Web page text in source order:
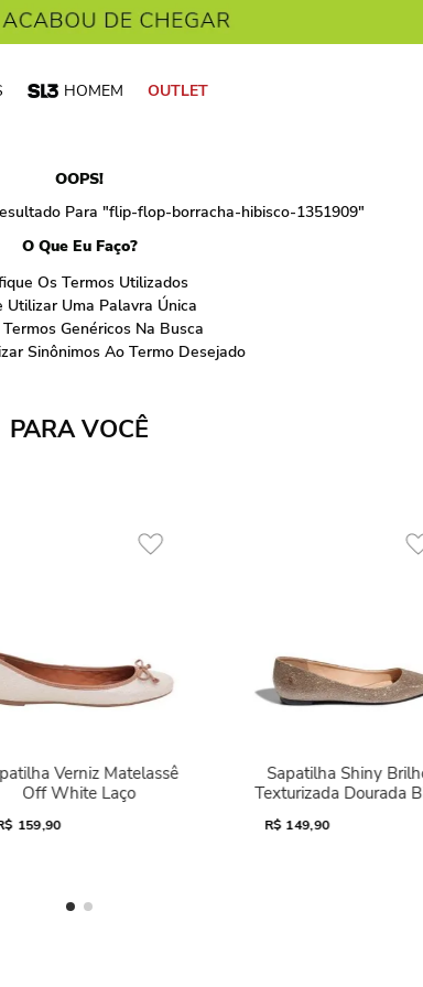
HOMEM OUTLET O que
OOPS!
Para "flip-flop-borracha-hibisco-1351909"
O Que Eu Faço?
Os Termos Utilizados
Utilizar Uma Palavra Única
Genéricos Na Busca
Sinônimos Ao Termo Desejado
PARA VOCÊ
Verniz Matelassê
Off White Laço
159,90
Sapatilha Shiny
Texturizada Dourada
R$ 149,90